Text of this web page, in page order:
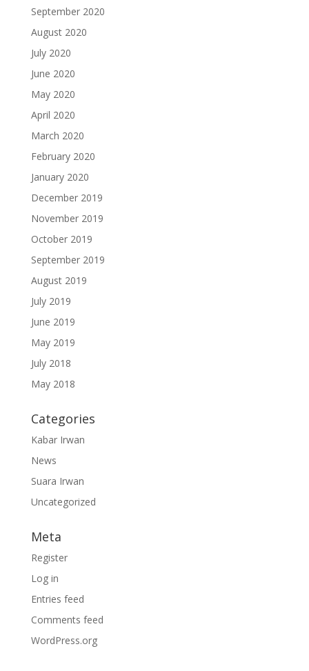
September 2020
August 2020
July 2020
June 2020
May 2020
April 2020
March 2020
February 2020
January 2020
December 2019
November 2019
October 2019
September 2019
August 2019
July 2019
June 2019
May 2019
July 2018
May 2018
Categories
Kabar Irwan
News
Suara Irwan
Uncategorized
Meta
Register
Log in
Entries feed
Comments feed
WordPress.org